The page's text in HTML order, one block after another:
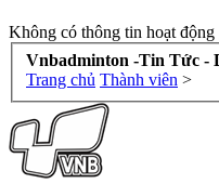
Không có thông tin hoạt động
Vnbadminton -Tin Tức -
Trang chủ Thành viên >